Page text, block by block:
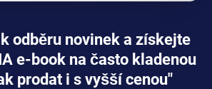
odběru novinek a získejte
e-book na často kladenou
prodat i s vyšší cenou"